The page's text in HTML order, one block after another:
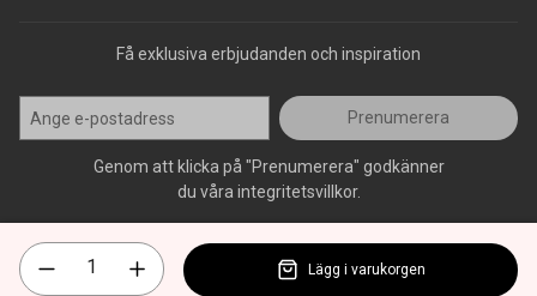
Få exklusiva erbjudanden och inspiration
Prenumerera
Genom att klicka på "Prenumerera" godkänner
du våra integritetsvillkor.
Lägg i varukorgen